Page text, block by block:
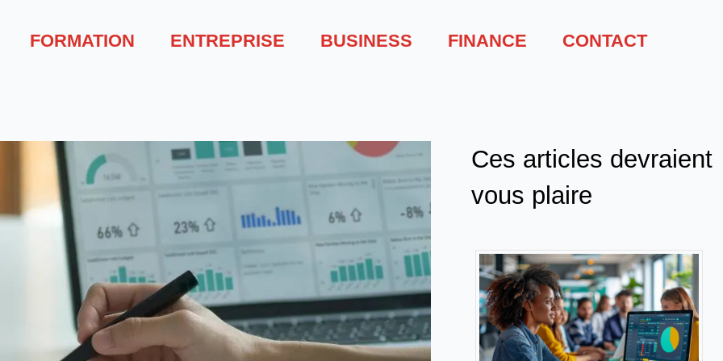
FORMATION ENTREPRISE BUSINESS FINANCE CONTACT
Ces articles devraient
vous plaire